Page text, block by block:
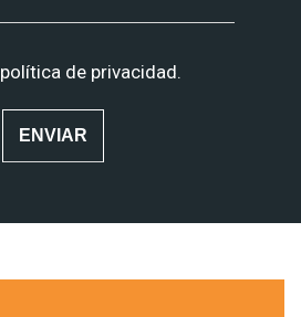
política de privacidad.